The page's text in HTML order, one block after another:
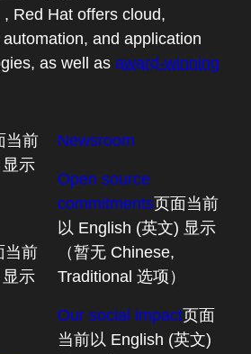
, Red Hat offers cloud,
and application
as well as award-winning
当前
示
当前
示
Newsroom
Open source
commitments页面当前
以 English (英文) 显示
（暂无 Chinese,
Traditional 选项）
Our social impact页面
当前以 English (英文)